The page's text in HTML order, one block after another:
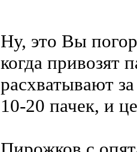
Ну, это Вы
когда привозят
расхватывают
10-20 пачек, и